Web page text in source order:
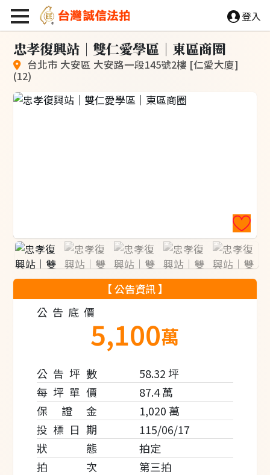
登入
忠孝復興站 ｜ 雙仁愛學區 ｜ 東區商圈
台北市 大安區 大安路一段145號2樓 [仁愛大廈]
(12)
【 公告資訊 】
公告底價
5,100萬
公告坪數 58.32坪
每坪單價
87.4萬
保 證 金
1,020 萬
投標日期
115/06/17
狀 態
拍定
拍 次
第三拍